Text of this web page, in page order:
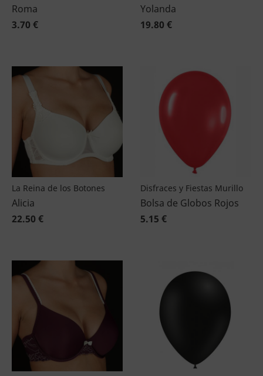
Roma
3.70 €
Yolanda
19.80 €
La Reina de los Botones
Alicia
22.50 €
Disfraces y Fiestas Murillo
Bolsa de Globos Rojos
5.15 €